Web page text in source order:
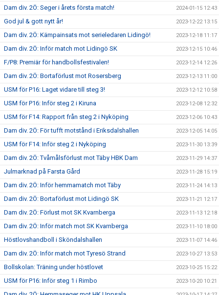
Dam div. 2Ö: Seger i årets första match! 2024-01-15 12:43
God jul & gott nytt år! 2023-12-22 13:15
Dam div. 2Ö: Kämpainsats mot serieledaren Lidingö! 2023-12-18 11:17
Dam div. 2Ö: Inför match mot Lidingö SK 2023-12-15 10:46
F/P8: Premiär för handbollsfestivalen! 2023-12-14 12:26
Dam div. 2Ö: Bortaförlust mot Rosersberg 2023-12-13 11:00
USM för P16: Laget vidare till steg 3! 2023-12-12 10:58
USM för P16: Inför steg 2 i Kiruna 2023-12-08 12:32
USM för F14: Rapport från steg 2 i Nyköping 2023-12-06 10:43
Dam div. 2Ö: För tufft motstånd i Eriksdalshallen 2023-12-05 14:05
USM för F14: Inför steg 2 i Nyköping 2023-11-30 13:39
Dam div. 2Ö: Tvåmålsförlust mot Täby HBK Dam 2023-11-29 14:37
Julmarknad på Farsta Gård 2023-11-28 15:19
Dam div. 2Ö: Inför hemmamatch mot Täby 2023-11-24 14:13
Dam div. 2Ö: Bortaförlust mot Lidingö SK 2023-11-21 12:17
Dam div. 2Ö: Förlust mot SK Kvarnberga 2023-11-13 12:18
Dam div. 2Ö: Inför match mot SK Kvarnberga 2023-11-10 18:00
Höstlovshandboll i Sköndalshallen 2023-11-07 14:46
Dam div. 2Ö: Inför match mot Tyresö Strand 2023-10-27 13:53
Bollskolan: Träning under höstlovet 2023-10-25 15:22
USM för P16: Inför steg 1 i Rimbo 2023-10-20 10:21